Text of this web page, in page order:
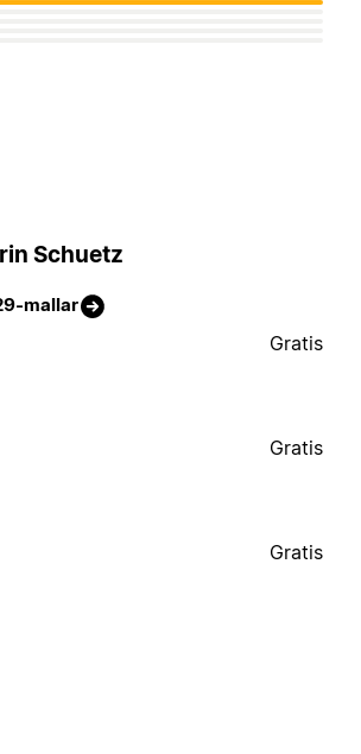
Schuetz
mallar
Gratis
Gratis
Gratis